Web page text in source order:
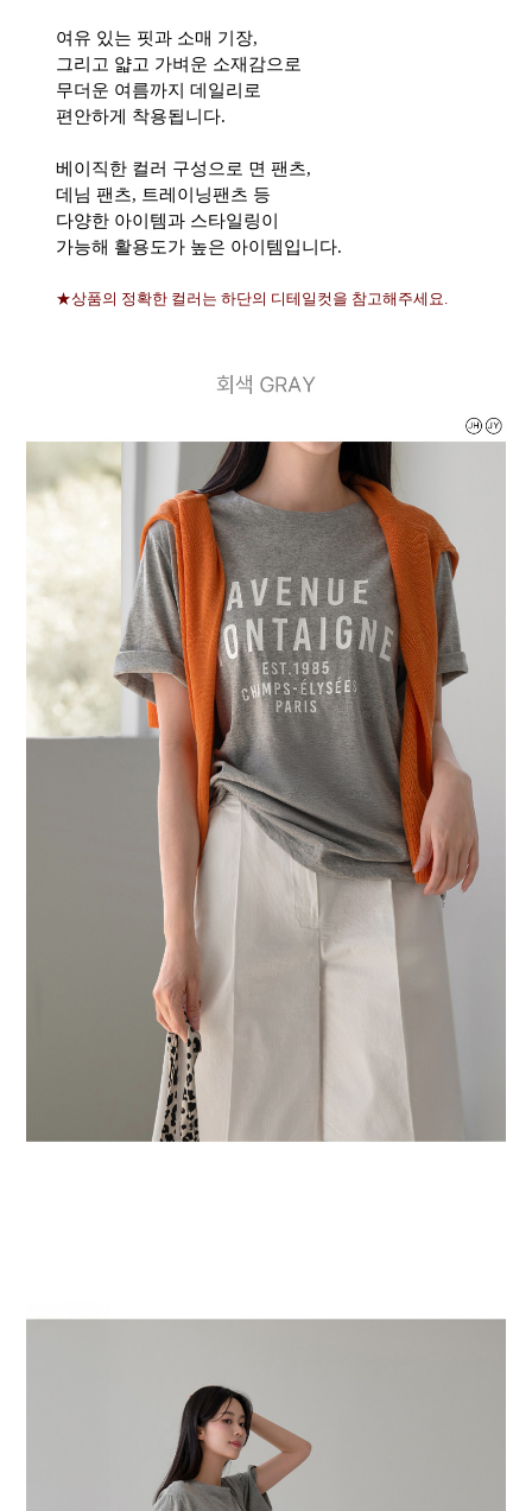
여유 있는 핏과 소매 기장,
그리고 얇고 가벼운 소재감으로
무더운 여름까지 데일리로
편안하게 착용됩니다.
베이직한 컬러 구성으로 면 팬츠,
데님 팬츠, 트레이닝팬츠 등
다양한 아이템과 스타일링이
가능해 활용도가 높은 아이템입니다.
★상품의 정확한 컬러는 하단의 디테일컷을 참고해주세요.